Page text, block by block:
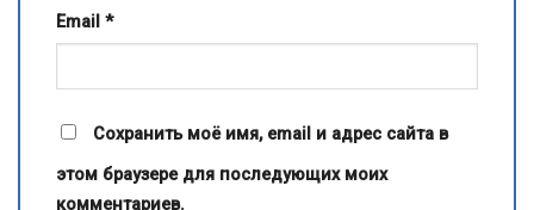
Email *
Сохранить моё имя, email и адрес сайта в
этом браузере для последующих моих
комментариев.